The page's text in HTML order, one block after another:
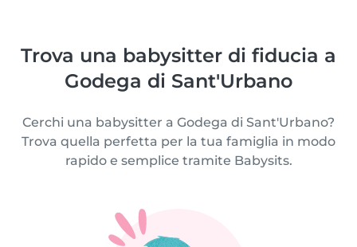
Trova una babysitter di fiducia a
Godega di Sant'Urbano
Cerchi una babysitter a Godega di Sant'Urbano?
Trova quella perfetta per la tua famiglia in modo
rapido e semplice tramite Babysits.